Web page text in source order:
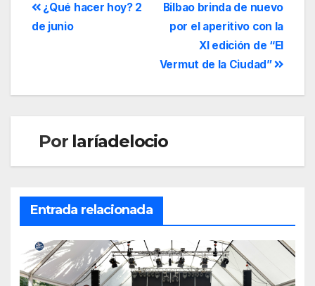
Bilbao brinda de nuevo
por el aperitivo con la
XI edición de “El
Vermut de la Ciudad”
¿Qué hacer hoy? 2
de junio
Por laríadelocio
Entrada relacionada